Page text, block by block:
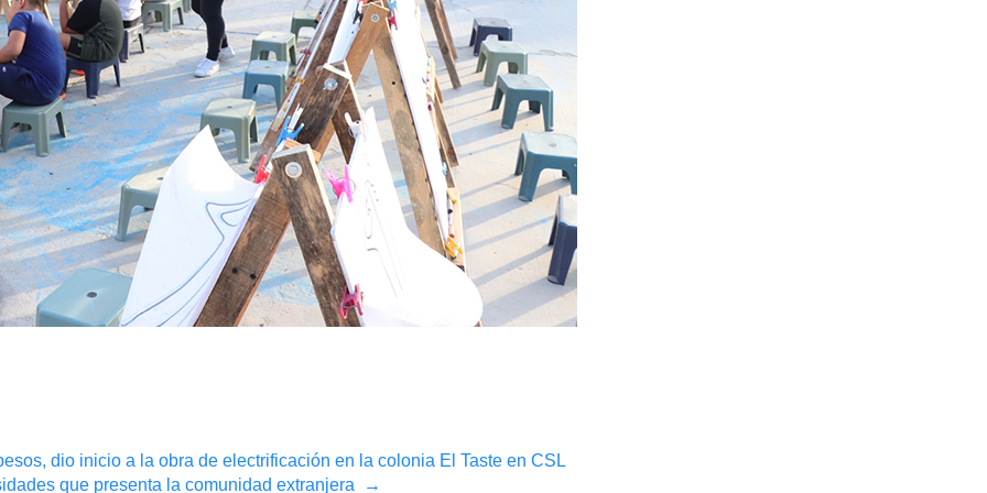
dio inicio a la obra de electrificación en la colonia El Taste en CSL
que presenta la comunidad extranjera
→